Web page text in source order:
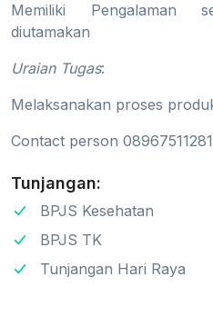
Tunjangan:
BPJS Kesehatan
BPJS TK
Tunjangan Hari Raya
Memiliki Pengalaman
diutamakan
Uraian Tugas:
Melaksanakan proses
Contact person